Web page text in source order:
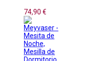
74,90 €